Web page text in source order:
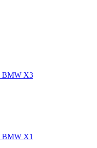
BMW X3
BMW X1